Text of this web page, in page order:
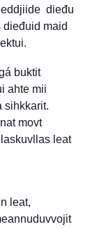
dieđu
maid
buktit
ahte mii
sihkkarit.
movt
leat
leat,